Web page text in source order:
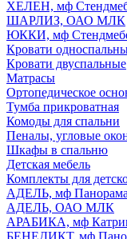
ХЕЛЕН, мф
ШАРЛИЗ, ОАО МЛК
ЮККИ, мф
Кровати
Кровати двуспальные
Матрасы
Ортопедическое
Тумба прикроватная
Комоды для спальни
Пеналы, угловые
Шкафы в спальню
Детская мебель
Комплекты для
АДЕЛЬ, мф Панорама
АДЕЛЬ, ОАО МЛК
АРАБИКА, мф
БЕНЕДИКТ, мф